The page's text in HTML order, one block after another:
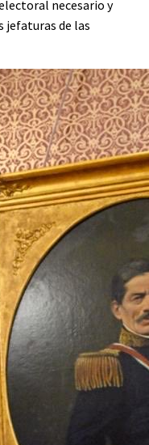
necesario y
jefaturas de las